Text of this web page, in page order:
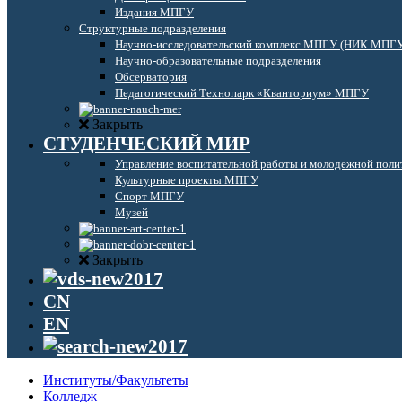
Издания МПГУ
Структурные подразделения
Научно-исследовательский комплекс МПГУ (НИК
Научно-образовательные подразделения
Обсерватория
Педагогический Технопарк «Кванториум» МПГУ
Закрыть
СТУДЕНЧЕСКИЙ МИР
Управление воспитательной работы и молодежной
Культурные проекты МПГУ
Спорт МПГУ
Музей
Закрыть
CN
EN
Институты/Факультеты
Колледж